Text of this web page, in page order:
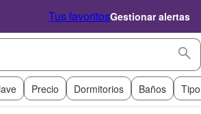
Tus favoritosGestionar alertas
Precio Dormitorios Baños